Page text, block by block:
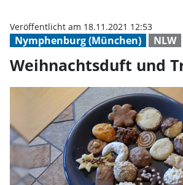
Nymphenburg (München) NLW
Veröffentlicht am 18.11.2021 12:53
Weihnachtsduft und